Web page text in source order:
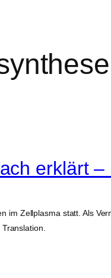
erklärt –
Zellplasma statt. Als